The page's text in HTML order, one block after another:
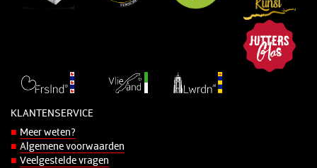
KLANTENSERVICE
Meer weten?
Algemene voorwaarden
Veelgestelde vragen